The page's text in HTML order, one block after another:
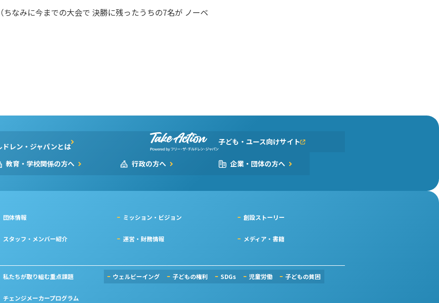
なみに今までの大会で 決勝に残ったうちの7名が ノーベ
レン・ジャパンとは 子ども・ユース向けサイト
教育・学校関係の方へ 行政の方へ 企業・団体の方へ
団体情報 ミッション・ビジョン 創設ストーリー
スタッフ・メンバー紹介 運営・財務情報 メディア・書籍
私たちが取り組む重点課題 ウェルビーイング 子どもの権利 SDGs 児童労働 子どもの貧困
チェンジメーカープログラム